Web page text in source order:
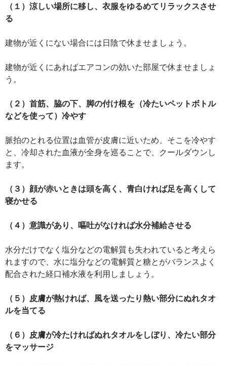
（１）涼しい場所に移し、衣服をゆるめてリラックスさせ
る
建物が近くにない場合には日陰で休ませましょう。
建物が近くにあればエアコンの効いた部屋で休ませましょ
う。
（２）首筋、脇の下、脚の付け根を（冷たいペットボトル
などを使って）冷やす
脈拍のとれる位置は血管が皮膚に近いため、そこを冷やす
と、冷却された血液が全身を巡ることで、クールダウンし
ます。
（３）顔が赤いときは頭を高く、青白ければ足を高くして
寝かせる
（４）意識があり、嘔吐がなければ水分補給させる
水分だけでなく塩分などの電解質も失われていると考えら
れますので、水に塩分などの電解質と糖とがバランスよく
配合された経口補水液を利用しましょう。
（５）皮膚が熱ければ、風を送ったり熱い部分にぬれタオ
ルを当てる
（６）皮膚が冷たければぬれタオルをしぼり、冷たい部分
をマッサージ